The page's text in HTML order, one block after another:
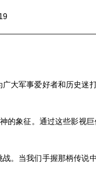
大军事爱好者和历史迷
的象征。通过这些影视
。当我们手握那柄传说